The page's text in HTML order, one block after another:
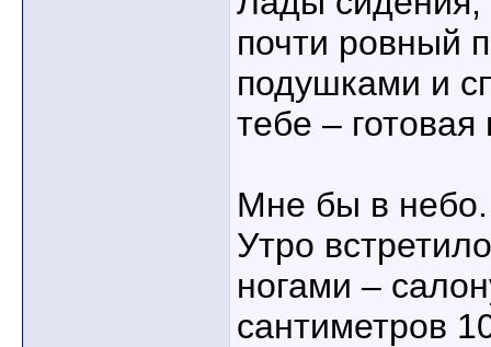
почти ровный
подушками и
тебе – готовая
Мне бы в небо.
Утро
ногами –
сантиметров